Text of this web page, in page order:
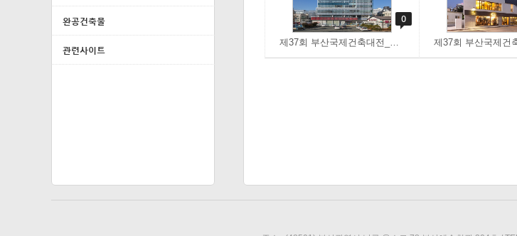
완공건축물
관련사이트
0
제37회 부산국제건축대전_완공건축물부문_부산진소방서_손숙희_정태복